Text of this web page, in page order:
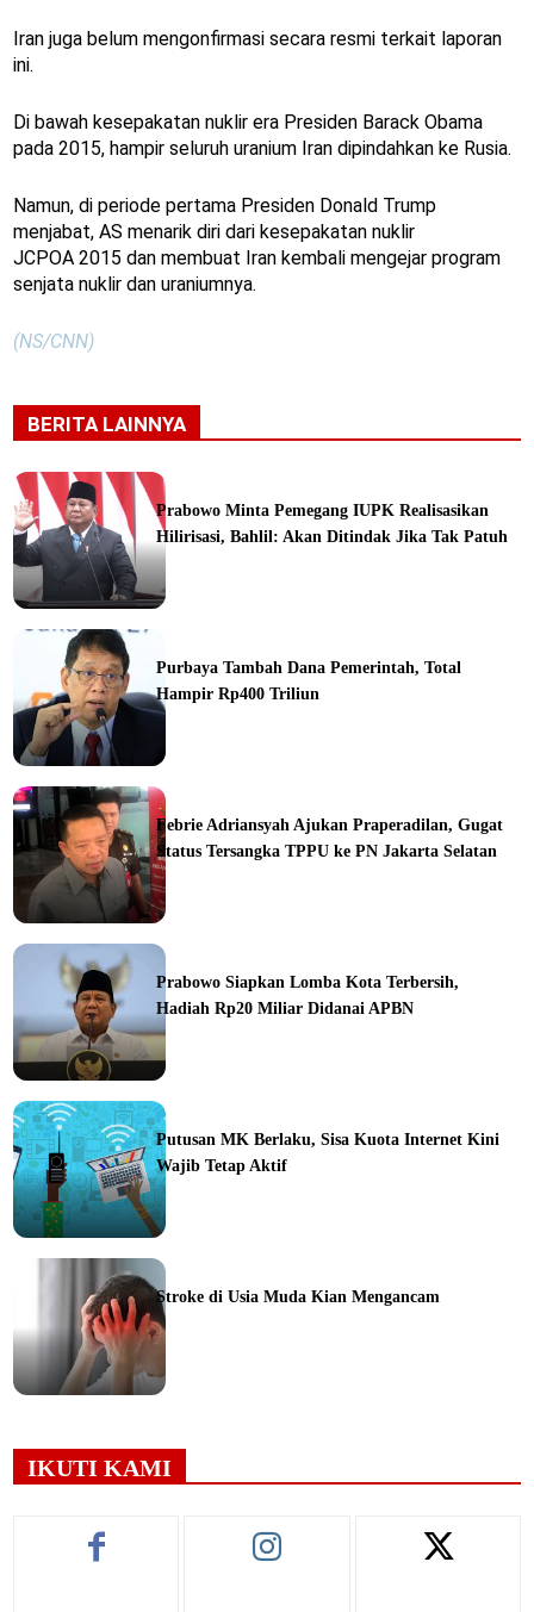
Iran juga belum mengonfirmasi secara resmi terkait laporan
ini.
Di bawah kesepakatan nuklir era Presiden Barack Obama
pada 2015, hampir seluruh uranium Iran dipindahkan ke Rusia.
Namun, di periode pertama Presiden Donald Trump
menjabat, AS menarik diri dari kesepakatan nuklir
JCPOA 2015 dan membuat Iran kembali mengejar program
senjata nuklir dan uraniumnya.
(NS/CNN)
BERITA LAINNYA
Prabowo Minta Pemegang IUPK Realisasikan
Hilirisasi, Bahlil: Akan Ditindak Jika Tak Patuh
Purbaya Tambah Dana Pemerintah, Total
Hampir Rp400 Triliun
Febrie Adriansyah Ajukan Praperadilan, Gugat
Status Tersangka TPPU ke PN Jakarta Selatan
Prabowo Siapkan Lomba Kota Terbersih,
Hadiah Rp20 Miliar Didanai APBN
Putusan MK Berlaku, Sisa Kuota Internet Kini
Wajib Tetap Aktif
Stroke di Usia Muda Kian Mengancam
IKUTI KAMI